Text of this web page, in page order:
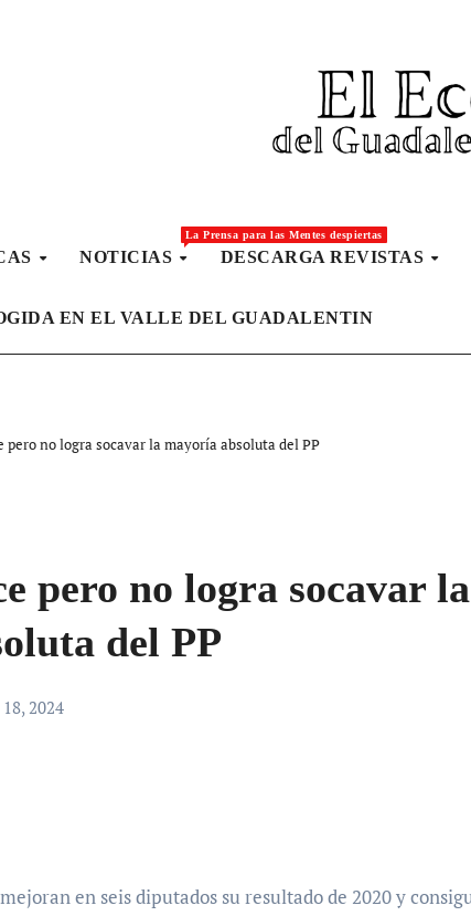
NOTICIAS
La Prensa para las Mentes despiertas
DESCARGA REVISTAS
EN EL VALLE DEL GUADALENTIN
pero no logra socavar la mayoría absoluta del PP
pero no logra socavar la
del PP
2024
en seis diputados su resultado de 2020 y